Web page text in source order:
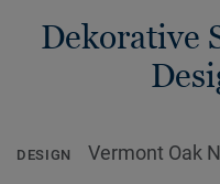
Dekorative
DESIGN Vermont Oak